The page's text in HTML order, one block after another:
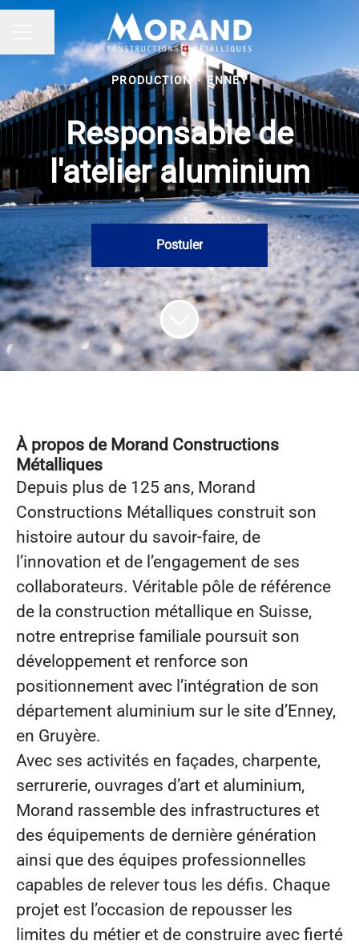
MENU CARRIÈRE
Partager la page
PRODUCTION · ENNEY
Responsable de
l'atelier aluminium
Postuler
À propos de Morand Constructions
Métalliques
Depuis plus de 125 ans, Morand
Constructions Métalliques construit son
histoire autour du savoir-faire, de
l’innovation et de l’engagement de ses
collaborateurs. Véritable pôle de référence
de la construction métallique en Suisse,
notre entreprise familiale poursuit son
développement et renforce son
positionnement avec l’intégration de son
département aluminium sur le site d’Enney,
en Gruyère.
Avec ses activités en façades, charpente,
serrurerie, ouvrages d’art et aluminium,
Morand rassemble des infrastructures et
des équipements de dernière génération
ainsi que des équipes professionnelles
capables de relever tous les défis. Chaque
projet est l’occasion de repousser les
limites du métier et de construire avec fierté